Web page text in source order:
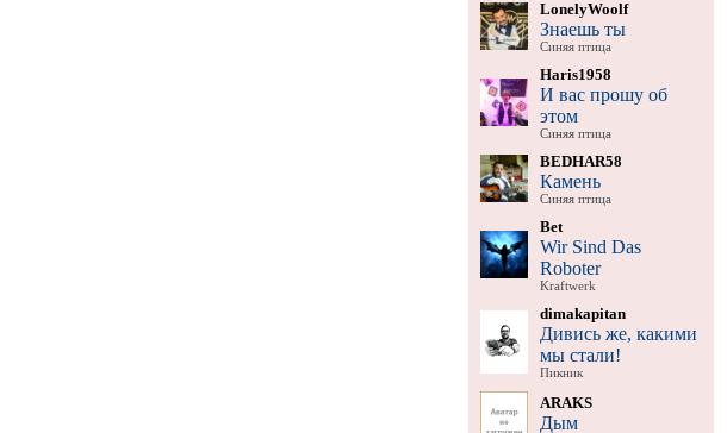
LonelyWoolf
Знаешь ты
Синяя птица
Haris1958
И вас прошу об
этом
Синяя птица
BEDHAR58
Камень
Синяя птица
Bet
Wir Sind Das
Roboter
Kraftwerk
dimakapitan
Дивись же, какими
мы стали!
Пикник
ARAKS
Дым